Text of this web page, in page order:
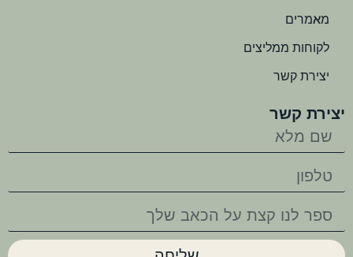
מאמרים
לקוחות ממליצים
יצירת קשר
יצירת קשר